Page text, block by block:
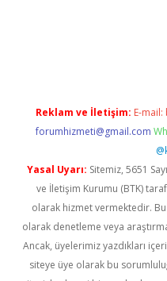
Reklam ve İletişim: E-mail:
forumhizmeti@gmail.com
Yasal Uyarı: Sitemiz, 5651
ve İletişim Kurumu (BTK)
olarak hizmet vermektedir.
olarak denetleme veya
Ancak, üyelerimiz yazdıkları
siteye üye olarak bu